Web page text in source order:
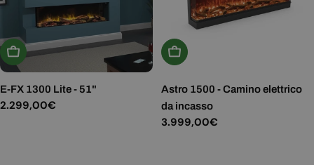
Aggiungi Al Carrello
E-FX 1300 Lite - 51"
Prezzo
2.299,00€
Aggiungi Al Carrello
Astro 1500 - Camino elettrico
da incasso
Prezzo
3.999,00€